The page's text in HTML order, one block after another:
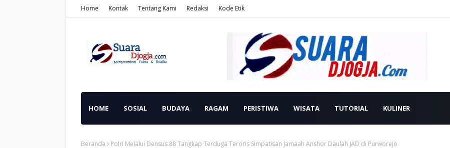
Home Kontak Tentang Kami Redaksi Kode Etik
HOME SOSIAL BUDAYA RAGAM PERISTIWA WISATA TUTORIAL KULINER
Beranda Polri Melalui Densus 88 Tangkap Terduga Teroris Simpatisan Jamaah Anshor Daulah JAD di Purworejo